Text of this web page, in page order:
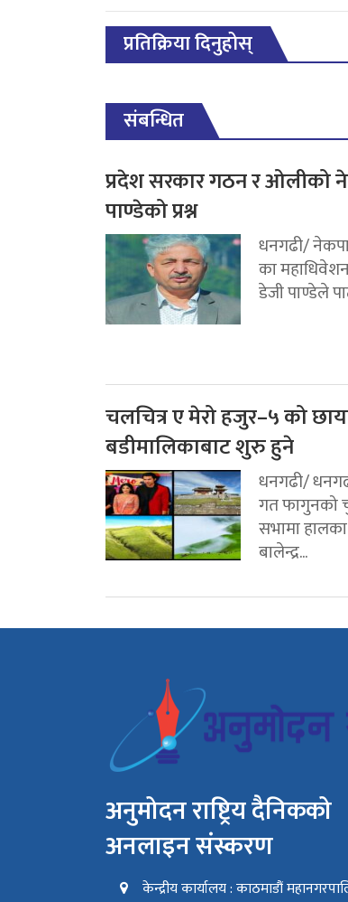
प्रतिक्रिया दिनुहोस्
संबन्धित
प्रदेश सरकार गठन र ओलीको
पाण्डेको प्रश्न
धनगढी/
का महाधिवेशन
डेजी पाण्डेले
चलचित्र ए मेरो हजुर–५ को
बडीमालिकाबाट शुरु हुने
धनगढी/
गत फागुनको
सभामा हालका
बालेन्द्र...
अनुमोदन राष्ट्रिय दैनिकको
अनलाइन संस्करण
केन्द्रीय कार्यालय : काठमाडौं